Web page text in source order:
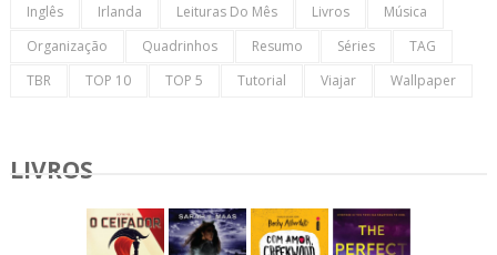
Inglês
Irlanda Leituras Do Mês Livros
Música
Organização
Quadrinhos Resumo Séries
TAG
TBR
TOP 10 TOP 5 Tutorial Viajar Wallpaper
LIVROS